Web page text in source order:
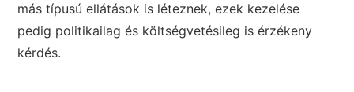
más típusú ellátások is léteznek, ezek kezelése
pedig politikailag és költségvetésileg is érzékeny
kérdés.